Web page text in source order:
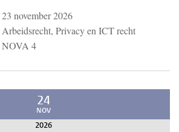
23 november 2026
Arbeidsrecht, Privacy en ICT recht
NOVA 4
24
NOV
2026